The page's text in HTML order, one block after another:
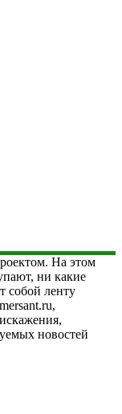
На этом
ни какие
собой ленту
новостей